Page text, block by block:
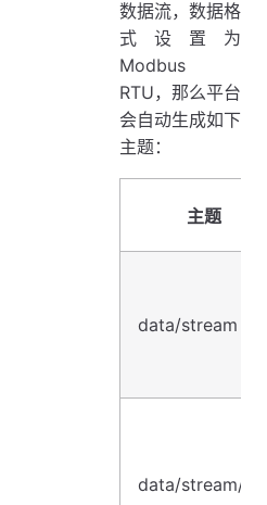
数据流，数据格
式设置为
Modbus
RTU，那么平台
会自动生成如下
主题：
主题
data/stream
data/stream/